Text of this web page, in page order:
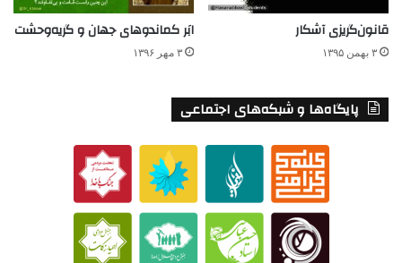
قانون‌گریزی آشکار
۳ بهمن ۱۳۹۵
ابَر کماندوهای جهان و گریه‌وحشت
۳ مهر ۱۳۹۶
پایگاه‌ها و شبکه‌های اجتماعی